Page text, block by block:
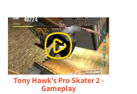
Tony Hawk’s Pro Skater 2 -
Gameplay